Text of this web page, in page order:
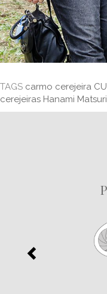
TAGS carmo cerejeira
cerejeiras Hanami Matsuri